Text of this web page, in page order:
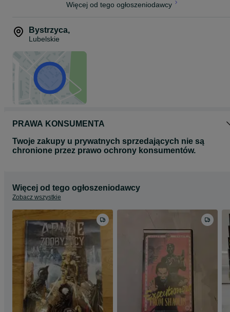
Więcej od tego ogłoszeniodawcy
Bystrzyca,
Lubelskie
PRAWA KONSUMENTA
Twoje zakupy u prywatnych sprzedających nie są
chronione przez prawo ochrony konsumentów.
Więcej od tego ogłoszeniodawcy
Zobacz wszystkie